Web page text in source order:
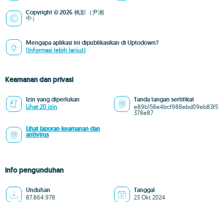
Copyright © 2026 枫影（尹湘
中）
Mengapa aplikasi ini dipublikasikan di Uptodown?
(Informasi lebih lanjut)
Keamanan dan privasi
Izin yang diperlukan
Lihat 20 izin
Tanda tangan sertifikat
e89b158e4bcf988ebd09eb83f5
378e87
Lihat laporan keamanan dan
antivirus
info pengunduhan
Unduhan
87.864.978
Tanggal
23 Okt 2024